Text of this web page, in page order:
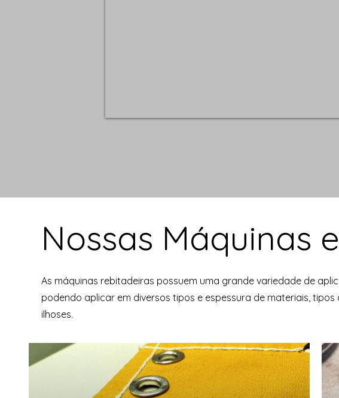
Nossas Máquinas
As máquinas rebitadeiras possuem uma grande variedade de
podendo aplicar em diversos tipos e espessura de materiais, tipos
ilhoses.